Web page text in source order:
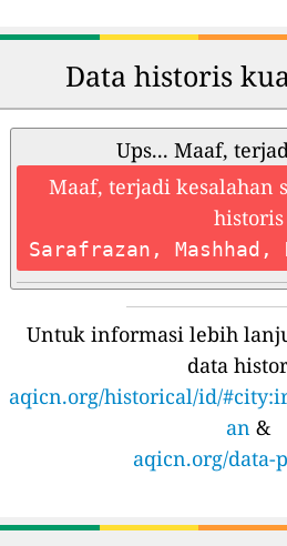
Data historis
Ups... Maaf,
Maaf, terjadi kesalahan
historis
Sarafrazan, Mashhad,
Untuk informasi lebih
data
aqicn.org/historical/id/
an &
aqicn.org/data-